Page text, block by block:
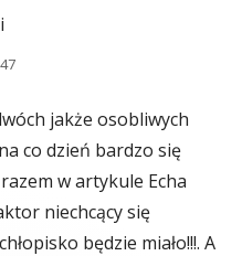
jakże osobliwych
co dzień bardzo się
w artykule Echa
niechcący się
będzie miało!!!. A